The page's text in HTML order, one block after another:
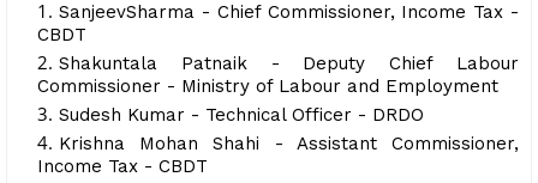
SanjeevSharma - Chief Commissioner, Income Tax -
CBDT
Shakuntala Patnaik - Deputy Chief Labour
Commissioner - Ministry of Labour and Employment
Sudesh Kumar - Technical Officer - DRDO
Krishna Mohan Shahi - Assistant Commissioner,
Income Tax - CBDT